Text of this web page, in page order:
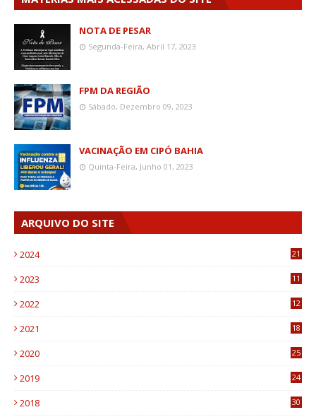
NOTA DE PESAR
Segunda-Feira, Abril 17, 2023
FPM DA REGIÃO
Sábado, Dezembro 09, 2023
VACINAÇÃO EM CIPÓ BAHIA
Quinta-Feira, Junho 01, 2023
ARQUIVO DO SITE
2024 21
2023
11
2022
12
2021
18
2020
25
2019
24
2018
30